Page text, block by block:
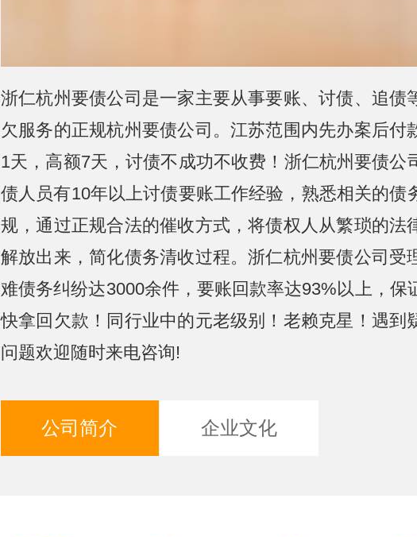
浙仁杭州要债公司是一家主要从事要账、讨债、追债
欠服务的正规杭州要债公司。江苏范围内先办案后付
1天，高额7天，讨债不成功不收费！浙仁杭州要债公
债人员有10年以上讨债要账工作经验，熟悉相关的债
规，通过正规合法的催收方式，将债权人从繁琐的法
解放出来，简化债务清收过程。浙仁杭州要债公司受
难债务纠纷达3000余件，要账回款率达93%以上，保
快拿回欠款！同行业中的元老级别！老赖克星！遇到
问题欢迎随时来电咨询!
公司简介 企业文化